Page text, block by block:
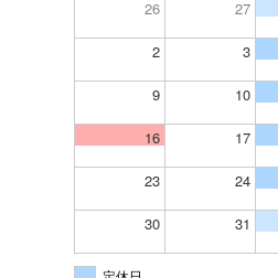
26 27
2 3
9 10
16 17
23 24
30 31